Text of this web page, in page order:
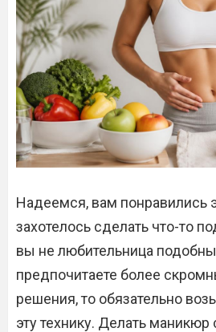
Надеемся, вам понравились
захотелось сделать что-то
вы не любительница
предпочитаете более
решения, то обязательно
эту технику. Делать маникюр